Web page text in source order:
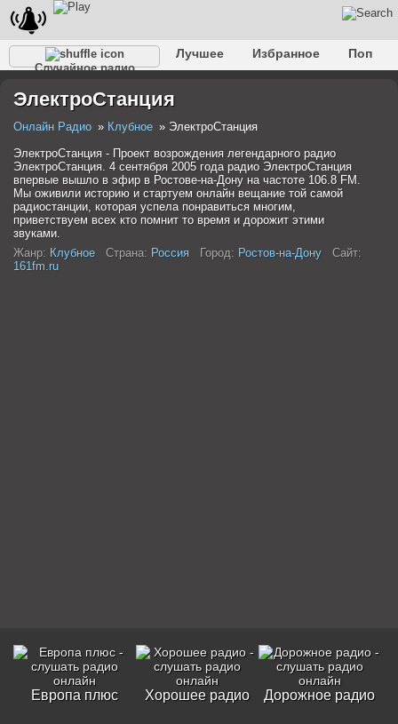
Случайное радио
Лучшее Избранное
Поп
Разговорное
Рэп
ЭлектроСтанция
Онлайн Радио Клубное
ЭлектроСтанция
ЭлектроСтанция - Проект возрождения легендарного радио
ЭлектроСтанция. 4 сентября 2005 года радио ЭлектроСтанция
впервые вышло в эфир в Ростове-на-Дону на частоте 106.8 FM.
Мы оживили историю и стартуем онлайн вещание той самой
радиостанции, которая успела понравиться многим,
приветствуем всех кто помнит то время и дорожит этими
звуками.
Жанр: Клубное Страна: Россия Город: Ростов-на-Дону
Сайт:
161fm.ru
Европа плюс Хорошее радио Дорожное радио